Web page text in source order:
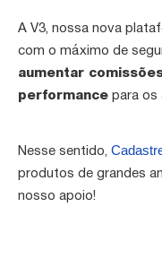
A V3, nossa nova
com o máximo de
aumentar
performance para os
Nesse sentido,
produtos de grandes
nosso apoio!